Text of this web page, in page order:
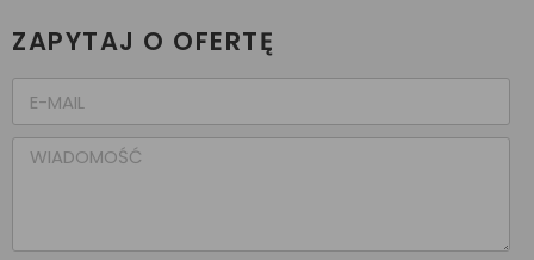
ZAPYTAJ O OFERTĘ